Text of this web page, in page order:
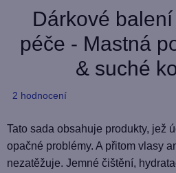
Dárkové
péče - Mastná
& suché
Průměrné
produktu
je
5,0
2 hodnocení
Tato sada obsahuje produkty, jež
opačné problémy. A přitom vlasy
nezatěžuje. Jemné čištění,